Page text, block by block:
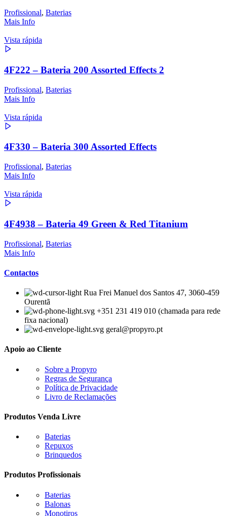
Profissional, Baterias
Mais Info
Vista rápida
4F222 – Bateria 200 Assorted Effects 2
Profissional, Baterias
Mais Info
Vista rápida
4F330 – Bateria 300 Assorted Effects
Profissional, Baterias
Mais Info
Vista rápida
4F4938 – Bateria 49 Green & Red Titanium
Profissional, Baterias
Mais Info
Contactos
Rua Frei Manuel dos Santos 47, 3060-459
Ourentã​
+351 231 419 010 (chamada para rede
fixa nacional)
geral@propyro.pt
Apoio ao Cliente
Sobre a Propyro
Regras de Segurança
Política de Privacidade
Livro de Reclamações
Produtos Venda Livre
Baterias
Repuxos
Brinquedos
Produtos Profissionais
Baterias
Balonas
Monotiros